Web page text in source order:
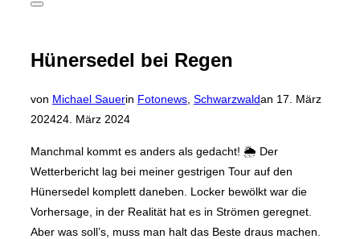
Seitenleiste
Hünersedel bei Regen
von Michael Sauerin Fotonews, Schwarzwaldan Veröffentlicht
17. März
202424. März 2024
Manchmal kommt es anders als gedacht! 🌦️ Der
Wetterbericht lag bei meiner gestrigen Tour auf den
Hünersedel komplett daneben. Locker bewölkt war die
Vorhersage, in der Realität hat es in Strömen geregnet.
Aber was soll’s, muss man halt das Beste draus machen.